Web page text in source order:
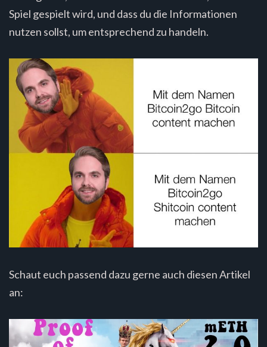
Spiel gespielt wird, und dass du die Informationen
nutzen sollst, um entsprechend zu handeln.
Schaut euch passend dazu gerne auch diesen Artikel
an: